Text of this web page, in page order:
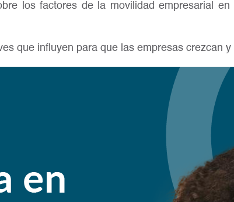
los factores de la movilidad empresarial
que influyen para que las empresas crezcan